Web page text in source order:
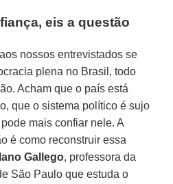
eis a questão
nossos entrevistados se
plena no Brasil, todo
Acham que o país está
que o sistema político é sujo
mais confiar nele. A
é como reconstruir essa
Gallego, professora da
São Paulo que estuda o